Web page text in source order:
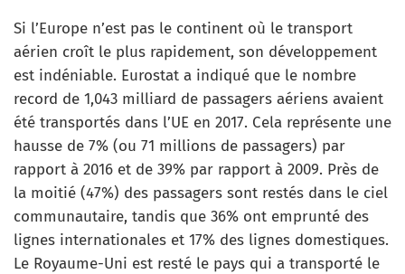
Si l’Europe n’est pas le continent où le transport
aérien croît le plus rapidement, son développement
est indéniable. Eurostat a indiqué que le nombre
record de 1,043 milliard de passagers aériens avaient
été transportés dans l’UE en 2017. Cela représente une
hausse de 7% (ou 71 millions de passagers) par
rapport à 2016 et de 39% par rapport à 2009. Près de
la moitié (47%) des passagers sont restés dans le ciel
communautaire, tandis que 36% ont emprunté des
lignes internationales et 17% des lignes domestiques.
Le Royaume-Uni est resté le pays qui a transporté le